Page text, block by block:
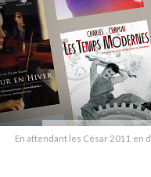
En attendant les César 2011 en